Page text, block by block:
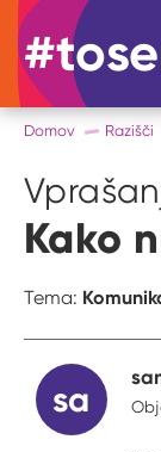
Domov Razišči
Kako
Tema:
sa